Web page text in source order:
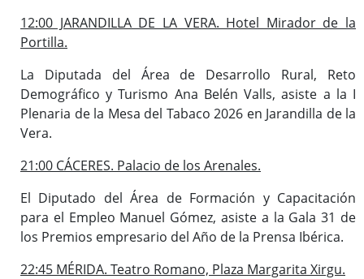
12:00 JARANDILLA DE LA VERA. Hotel Mirador de la
Portilla.
La Diputada del Área de Desarrollo Rural, Reto
Demográfico y Turismo Ana Belén Valls, asiste a la I
Plenaria de la Mesa del Tabaco 2026 en Jarandilla de la
Vera.
21:00 CÁCERES. Palacio de los Arenales.
El Diputado del Área de Formación y Capacitación
para el Empleo Manuel Gómez, asiste a la Gala 31 de
los Premios empresario del Año de la Prensa Ibérica.
22:45 MÉRIDA. Teatro Romano, Plaza Margarita Xirgu.